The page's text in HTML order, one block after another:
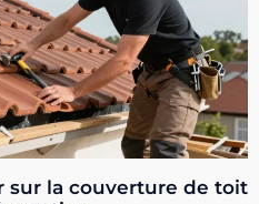
sur la couverture de toit